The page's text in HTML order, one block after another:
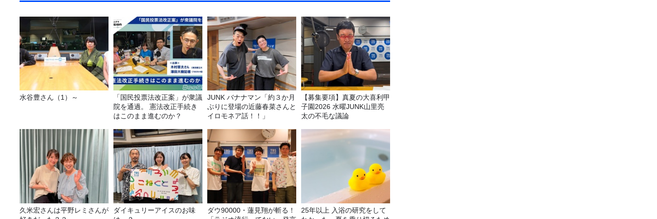
水谷豊さん（1）～
「国民投票法改正案」が衆議
院を通過。 憲法改正手続き
はこのまま進むのか？
JUNK バナナマン「約３か月
ぶりに登場の近藤春菜さんと
イロモネア話！！」
【募集要項】真夏の大喜利甲
子園2026 水曜JUNK山里亮
太の不毛な議論
久米宏さんは平野レミさんが
ダイキュリーアイスのお味
ダウ90000・蓮見翔が斬る！
25年以上 入浴の研究をして